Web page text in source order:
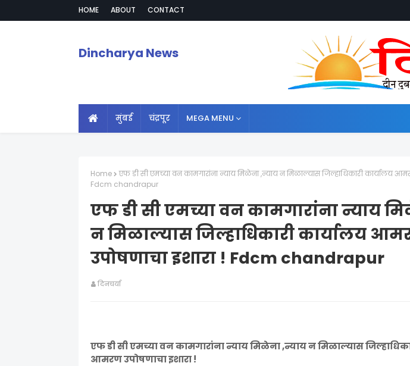
HOME ABOUT CONTACT
Dincharya News
मुंबई चंद्रपूर MEGA MENU
Home
एफ डी सी एमच्या वन कामगारांना न्याय मिळेना ,न्याय न मिळाल्यास जिल्हाधिकारी कार्यालय
Fdcm chandrapur
एफ डी सी एमच्या वन कामगारांना न्याय
न मिळाल्यास जिल्हाधिकारी कार्यालय
उपोषणाचा इशारा ! Fdcm chandrapur
दिनचर्या
एफ डी सी एमच्या वन कामगारांना न्याय मिळेना ,न्याय न मिळाल्यास
आमरण उपोषणाचा इशारा !